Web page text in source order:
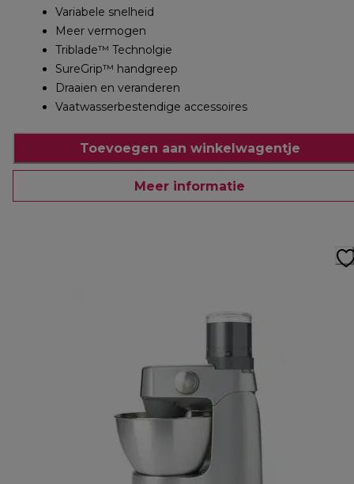
Variabele snelheid
Meer vermogen
Triblade™ Technolgie
SureGrip™ handgreep
Draaien en veranderen
Vaatwasserbestendige accessoires
Toevoegen aan winkelwagentje
Meer informatie